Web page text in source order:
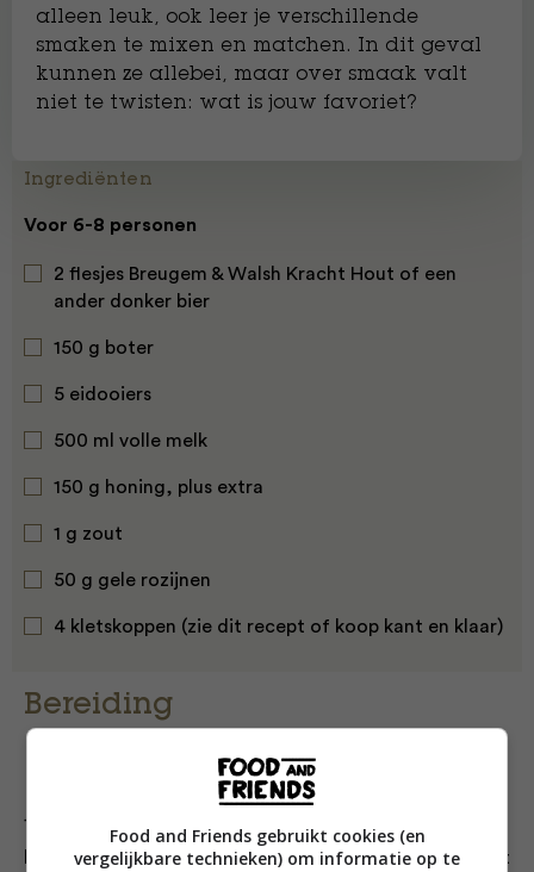
alleen leuk, ook leer je verschillende
smaken te mixen en matchen. In dit geval
kunnen ze allebei, maar over smaak valt
niet te twisten: wat is jouw favoriet?
Ingrediënten
Voor 6-8 personen
2 flesjes Breugem & Walsh Kracht Hout of een
ander donker bier
150 g boter
5 eidooiers
500 ml volle melk
150 g honing, plus extra
1 g zout
50 g gele rozijnen
4 kletskoppen (zie dit recept of koop kant en klaar)
Bereiding
1. Houd 100 ml bier apart en verhit de rest met de
boter 10 minuten op laag vuur. Roer af en toe. Laat het
Food and Friends gebruikt cookies (en
vergelijkbare technieken) om informatie op te